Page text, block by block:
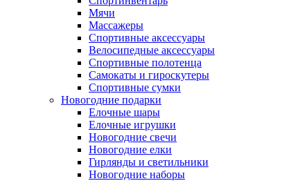
Мячи
Массажеры
Спортивные аксессуары
Велосипедные аксессуары
Спортивные полотенца
Самокаты и гироскутеры
Спортивные сумки
Новогодние подарки
Елочные шары
Елочные игрушки
Новогодние свечи
Новогодние елки
Гирлянды и светильники
Новогодние наборы